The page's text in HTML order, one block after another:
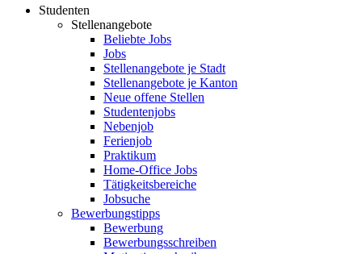
Studenten
Stellenangebote
Beliebte Jobs
Jobs
Stellenangebote je Stadt
Stellenangebote je Kanton
Neue offene Stellen
Studentenjobs
Nebenjob
Ferienjob
Praktikum
Home-Office Jobs
Tätigkeitsbereiche
Jobsuche
Bewerbungstipps
Bewerbung
Bewerbungsschreiben